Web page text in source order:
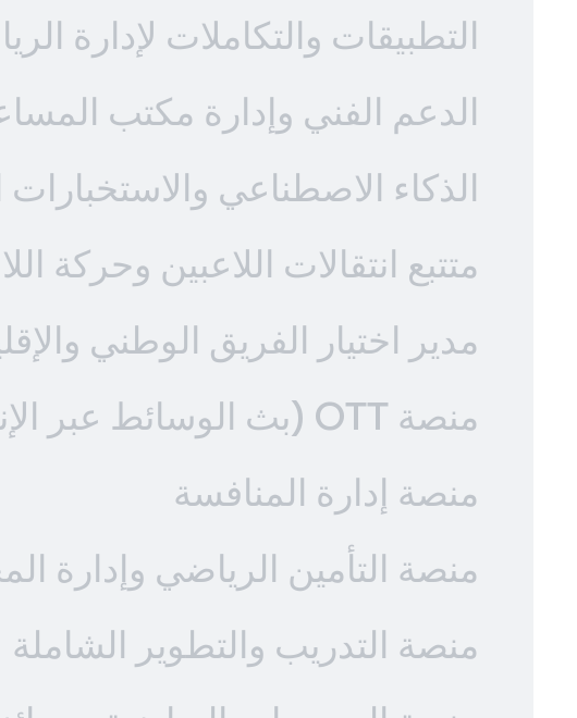
التطبيقات والتكاملات لإدارة
الدعم الفني وإدارة مكتب
الذكاء الاصطناعي والاستخبارات
متتبع انتقالات اللاعبين وحركة
مدير اختيار الفريق الوطني
منصة OTT (بث الوسائط عبر الإنترنت)
منصة إدارة المنافسة
منصة التأمين الرياضي وإدارة
منصة التدريب والتطوير الشاملة